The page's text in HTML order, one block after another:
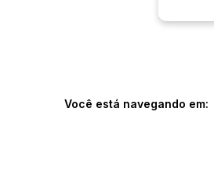
Você está navegando em: